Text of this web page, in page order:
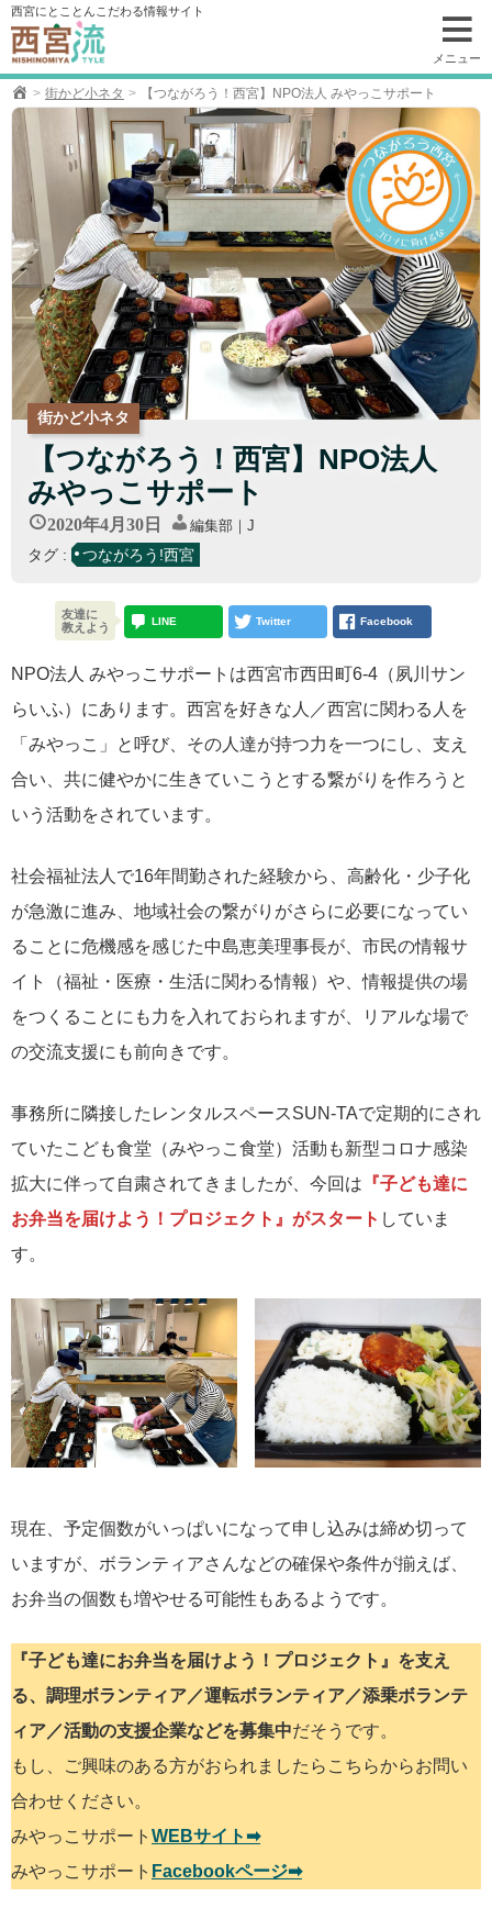
コ
ン
テ
ン
ツ
西宮にとことんこだわる情報サイト
メニュー
街かど小ネタ 【つながろう！西宮】NPO法人 みやっこサポート
街かど小ネタ
【つながろう！西宮】NPO法人
みやっこサポート
2020年4月30日 編集部｜J
タグ : つながろう!西宮
NPO法人 みやっこサポートは西宮市西田町6-4（夙川サン
らいふ）にあります。西宮を好きな人／西宮に関わる人を
「みやっこ」と呼び、その人達が持つ力を一つにし、支え
合い、共に健やかに生きていこうとする繋がりを作ろうと
いう活動をされています。
社会福祉法人で16年間勤された経験から、高齢化・少子化
が急激に進み、地域社会の繋がりがさらに必要になってい
ることに危機感を感じた中島恵美理事長が、市民の情報サ
イト（福祉・医療・生活に関わる情報）や、情報提供の場
をつくることにも力を入れておられますが、リアルな場で
の交流支援にも前向きです。
事務所に隣接したレンタルスペースSUN-TAで定期的にされ
ていたこども食堂（みやっこ食堂）活動も新型コロナ感染
拡大に伴って自粛されてきましたが、今回は 『子ども達に
お弁当を届けよう！プロジェクト』がスタート していま
す。
現在、予定個数がいっぱいになって申し込みは締め切って
いますが、ボランティアさんなどの確保や条件が揃えば、
お弁当の個数も増やせる可能性もあるようです。
『子ども達にお弁当を届けよう！プロジェクト』を支え
る、調理ボランティア／運転ボランティア／添乗ボランテ
ィア／活動の支援企業などを募集中だそうです。
もし、ご興味のある方がおられましたらこちらからお問い
合わせください。
みやっこサポート WEBサイト➡︎
みやっこサポート Facebookページ➡︎
友達に
教えよう
LINE Twitter Facebook